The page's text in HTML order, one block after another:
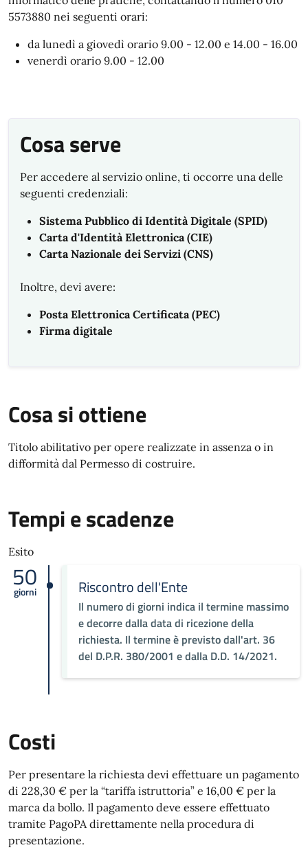
5573880 nei seguenti orari:
da lunedì a giovedì orario 9.00 - 12.00 e 14.00 - 16.00
venerdì orario 9.00 - 12.00
Cosa serve
Per accedere al servizio online, ti occorre una delle
seguenti credenziali:
Sistema Pubblico di Identità Digitale (SPID)
Carta d'Identità Elettronica (CIE)
Carta Nazionale dei Servizi (CNS)
Inoltre, devi avere:
Posta Elettronica Certificata (PEC)
Firma digitale
Cosa si ottiene
Titolo abilitativo per opere realizzate in assenza o in
difformità dal Permesso di costruire.
Tempi e scadenze
Esito
50
giorni Riscontro dell'Ente
Il numero di giorni indica il termine massimo
e decorre dalla data di ricezione della
richiesta. Il termine è previsto dall'art. 36
del D.P.R. 380/2001 e dalla D.D. 14/2021.
Costi
Per presentare la richiesta devi effettuare un pagamento
di 228,30 € per la “tariffa istruttoria” e 16,00 € per la
marca da bollo. Il pagamento deve essere effettuato
tramite PagoPA direttamente nella procedura di
presentazione.